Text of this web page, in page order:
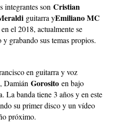
integrantes son Cristian
guitarra yEmiliano MC
el 2018, actualmente se
grabando sus temas propios.
en guitarra y voz
Damián Gorosito en bajo
La banda tiene 3 años y en este
su primer disco y un vídeo
próximo.